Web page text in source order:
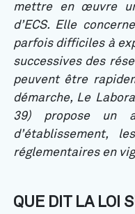
mettre en œuvre
d’ECS. Elle
parfois difficiles à
successives des
peuvent être
démarche, Le
39) propose un
d’établissement,
réglementaires en
QUE DIT LA LOI